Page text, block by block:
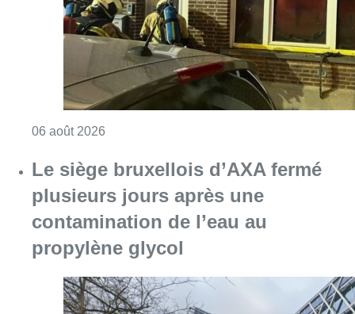
contamination de l’eau au
propylène glycol